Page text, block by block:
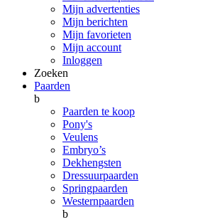
Mijn advertenties
Mijn berichten
Mijn favorieten
Mijn account
Inloggen
Zoeken
Paarden
b
Paarden te koop
Pony's
Veulens
Embryo’s
Dekhengsten
Dressuurpaarden
Springpaarden
Westernpaarden
b